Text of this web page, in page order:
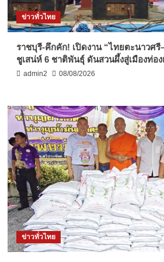
ข่าวทั่วไทย
ราชบุรี-คึกคัก! เปิดงาน “ไทยตะนาวศรี
ชูเสน่ห์ 6 ชาติพันธุ์ ดันสวนผึ้งสู่เมืองท่อ
admin2 08/08/2026
ข่าวทั่วไทย